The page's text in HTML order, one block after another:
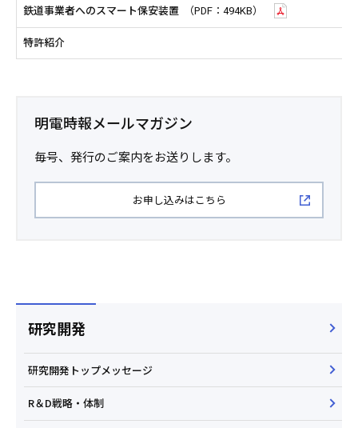
鉄道事業者へのスマート保安装置 （PDF：494KB）
特許紹介
明電時報メールマガジン
毎号、発行のご案内をお送りします。
お申し込みはこちら
研究開発
研究開発トップメッセージ
R＆D戦略・体制